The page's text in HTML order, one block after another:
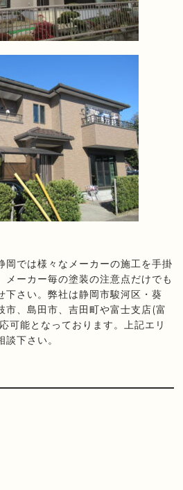
岡では様々なメーカーの施工を手掛
メーカー毎の塗装の注意点だけでも
下さい。弊社は静岡市駿河区・葵
市、島田市、吉田町や富士支店(富
可能となっております。上記エリ
下さい。